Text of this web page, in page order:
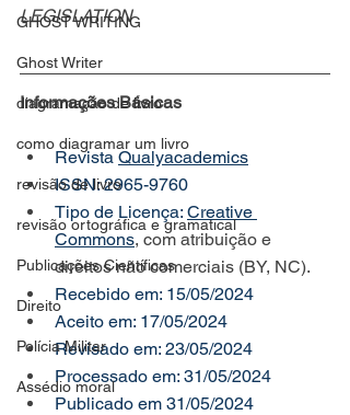
GHOST WRITING
Ghost Writer
diagramação de livro
como diagramar um livro
revisão de livro
revisão ortográfica e gramatical
Publicações Científicas
Direito
Polícia Militar
Assédio moral
LEGISLATION
Informações Básicas
Revista Qualyacademics
ISSN: 2965-9760
Tipo de Licença: Creative
Commons, com atribuição e
direitos não comerciais (BY, NC).
Recebido em: 15/05/2024
Aceito em: 17/05/2024
Revisado em: 23/05/2024
Processado em: 31/05/2024
Publicado em 31/05/2024